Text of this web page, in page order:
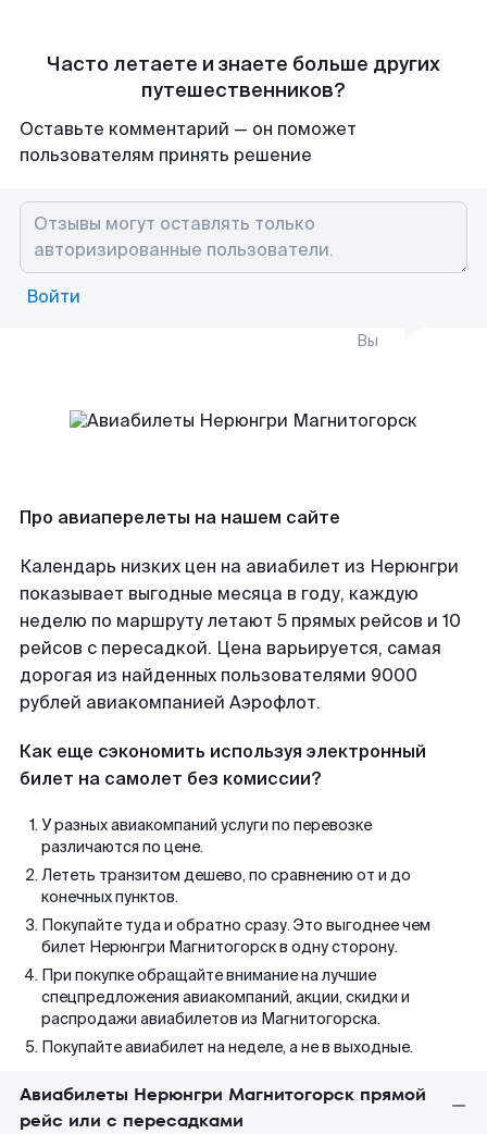
Часто летаете и знаете больше других
путешественников?
Оставьте комментарий — он поможет
пользователям принять решение
Войти
Вы
Про авиаперелеты на нашем сайте
Календарь низких цен на авиабилет из Нерюнгри
показывает выгодные месяца в году, каждую
неделю по маршруту летают 5 прямых рейсов и 10
рейсов с пересадкой. Цена варьируется, самая
дорогая из найденных пользователями 9000
рублей авиакомпанией Аэрофлот.
Как еще сэкономить используя электронный
билет на самолет без комиссии?
У разных авиакомпаний услуги по перевозке
различаются по цене.
Лететь транзитом дешево, по сравнению от и до
конечных пунктов.
Покупайте туда и обратно сразу. Это выгоднее чем
билет Нерюнгри Магнитогорск в одну сторону.
При покупке обращайте внимание на лучшие
спецпредложения авиакомпаний, акции, скидки и
распродажи авиабилетов из Магнитогорска.
Покупайте авиабилет на неделе, а не в выходные.
Авиабилеты Нерюнгри Магнитогорск прямой
рейс или с пересадками